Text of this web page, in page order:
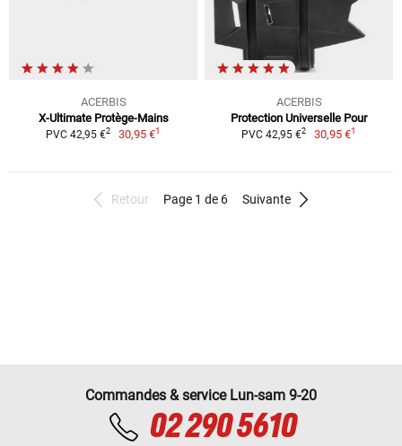
ACERBIS
X-Ultimate Protège-Mains
PVC 42,95 €2 30,95 €1
ACERBIS
Protection Universelle Pour
PVC 42,95 €2 30,95 €1
Retour Page 1 de 6 Suivante
Commandes & service Lun-sam 9-20
02 290 5610